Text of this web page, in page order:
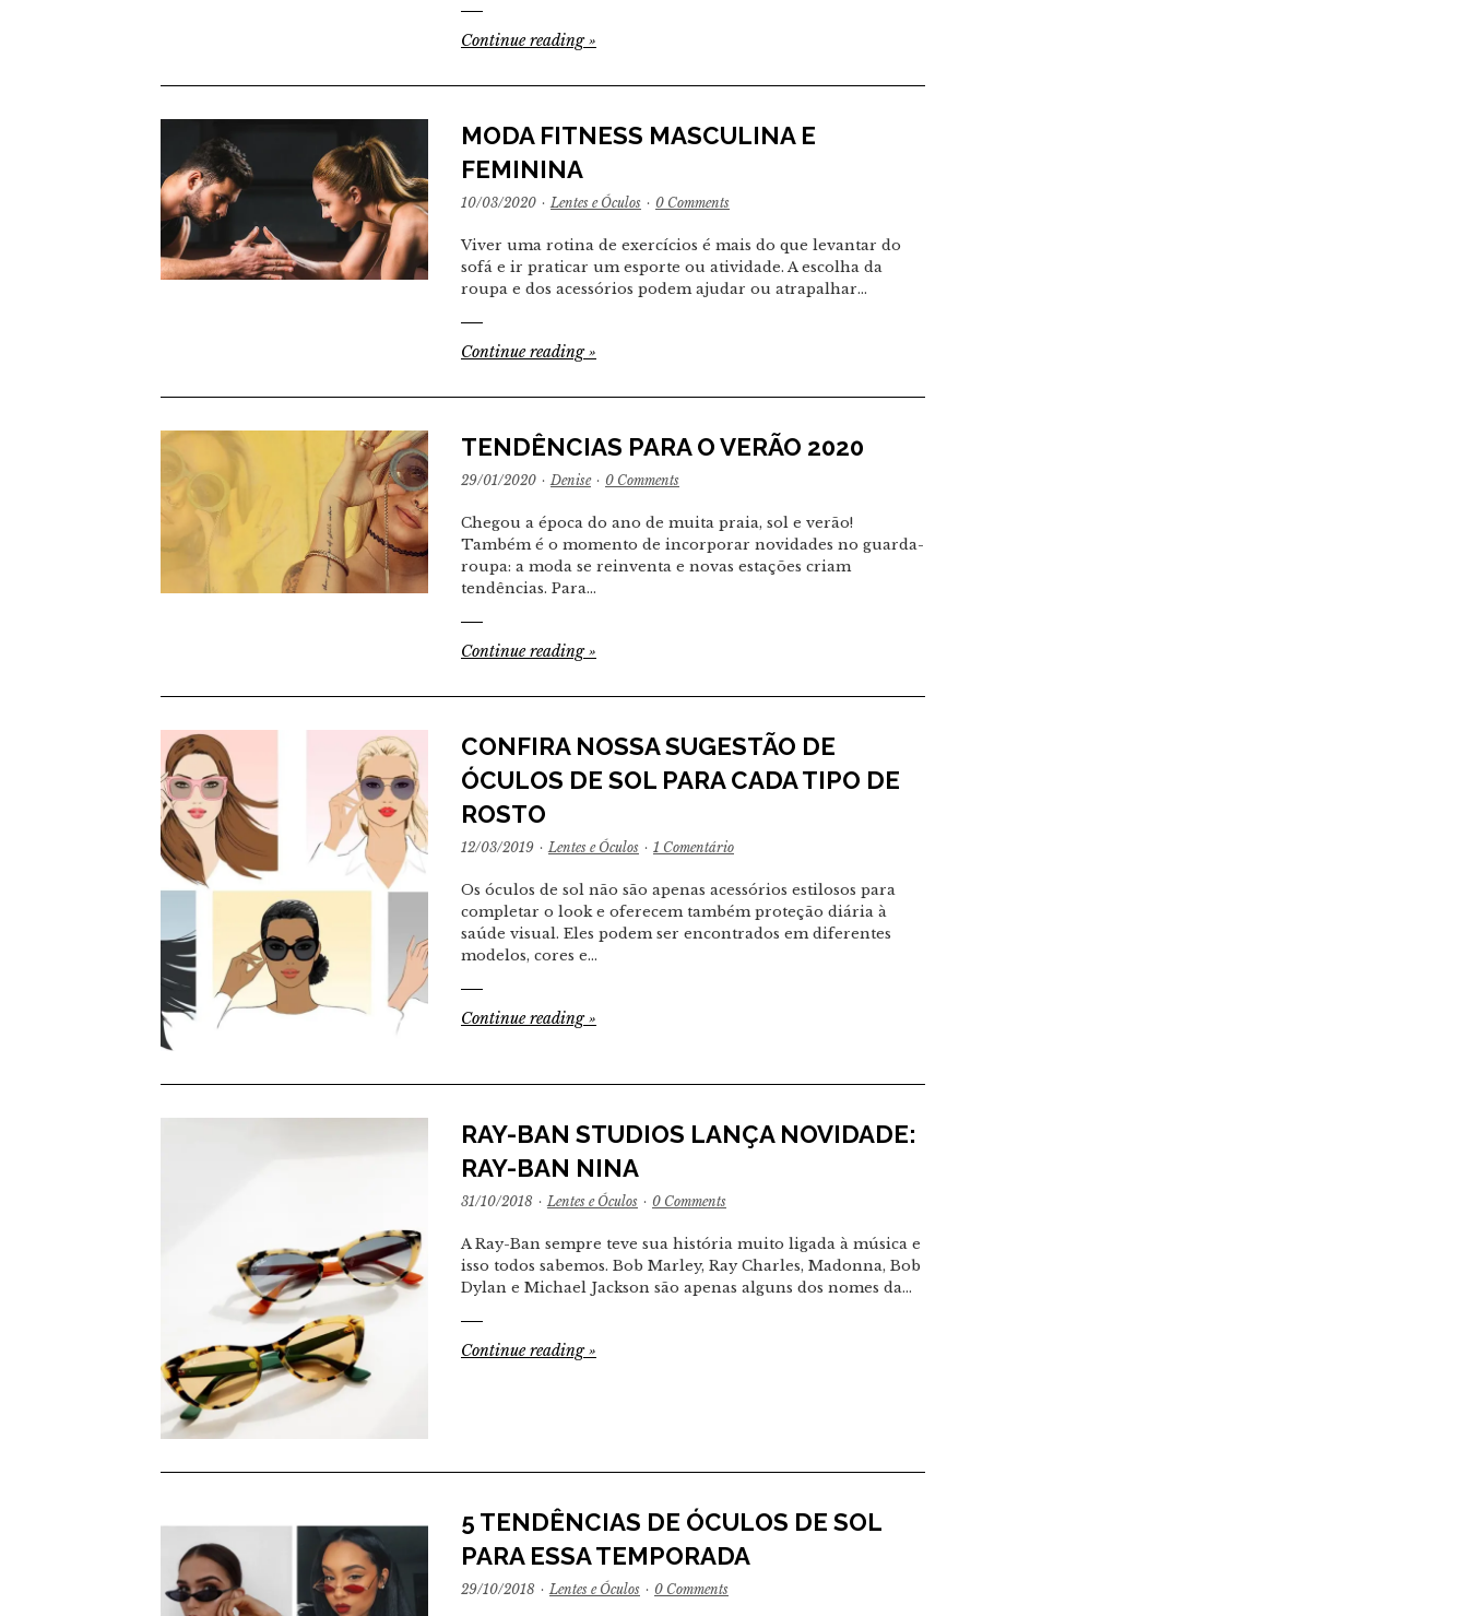
Continue reading»
MODA FITNESS MASCULINA E
FEMININA
10/03/2020 · Lentes e Óculos · 0 Comments
Viver uma rotina de exercícios é mais do que levantar do
sofá e ir praticar um esporte ou atividade. A escolha da
roupa e dos acessórios podem ajudar ou atrapalhar…
Continue reading»
TENDÊNCIAS PARA O VERÃO 2020
29/01/2020 · Denise · 0 Comments
Chegou a época do ano de muita praia, sol e verão!
Também é o momento de incorporar novidades no guarda-
roupa: a moda se reinventa e novas estações criam
tendências. Para…
Continue reading»
CONFIRA NOSSA SUGESTÃO DE
ÓCULOS DE SOL PARA CADA TIPO DE
ROSTO
12/03/2019 · Lentes e Óculos · 1 Comentário
Os óculos de sol não são apenas acessórios estilosos para
completar o look e oferecem também proteção diária à
saúde visual. Eles podem ser encontrados em diferentes
modelos, cores e…
Continue reading»
RAY-BAN STUDIOS LANÇA NOVIDADE:
RAY-BAN NINA
31/10/2018 · Lentes e Óculos · 0 Comments
A Ray-Ban sempre teve sua história muito ligada à música e
isso todos sabemos. Bob Marley, Ray Charles, Madonna, Bob
Dylan e Michael Jackson são apenas alguns dos nomes da…
Continue reading»
5 TENDÊNCIAS DE ÓCULOS DE SOL
PARA ESSA TEMPORADA
29/10/2018 · Lentes e Óculos · 0 Comments